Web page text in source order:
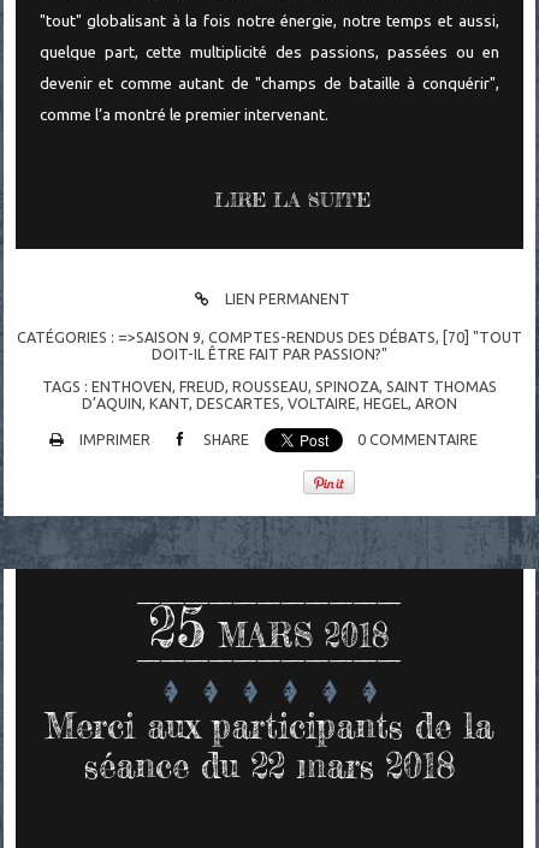
"tout" globalisant à la fois notre énergie, notre temps et aussi,
quelque part, cette multiplicité des passions, passées ou en
devenir et comme autant de "champs de bataille à conquérir",
comme l’a montré le premier intervenant.
LIRE LA SUITE
LIEN PERMANENT
CATÉGORIES : =>SAISON 9, COMPTES-RENDUS DES DÉBATS,
[70] "TOUT
DOIT-IL ÊTRE FAIT PAR PASSION?"
TAGS : ENTHOVEN FREUD ROUSSEAU SPINOZA, SAINT THOMAS
D’AQUIN KANT, DESCARTES VOLTAIRE HEGEL ARON
IMPRIMER SHARE 0 COMMENTAIRE
25 MARS 2018
Merci aux participants de la
séance du 22 mars 2018